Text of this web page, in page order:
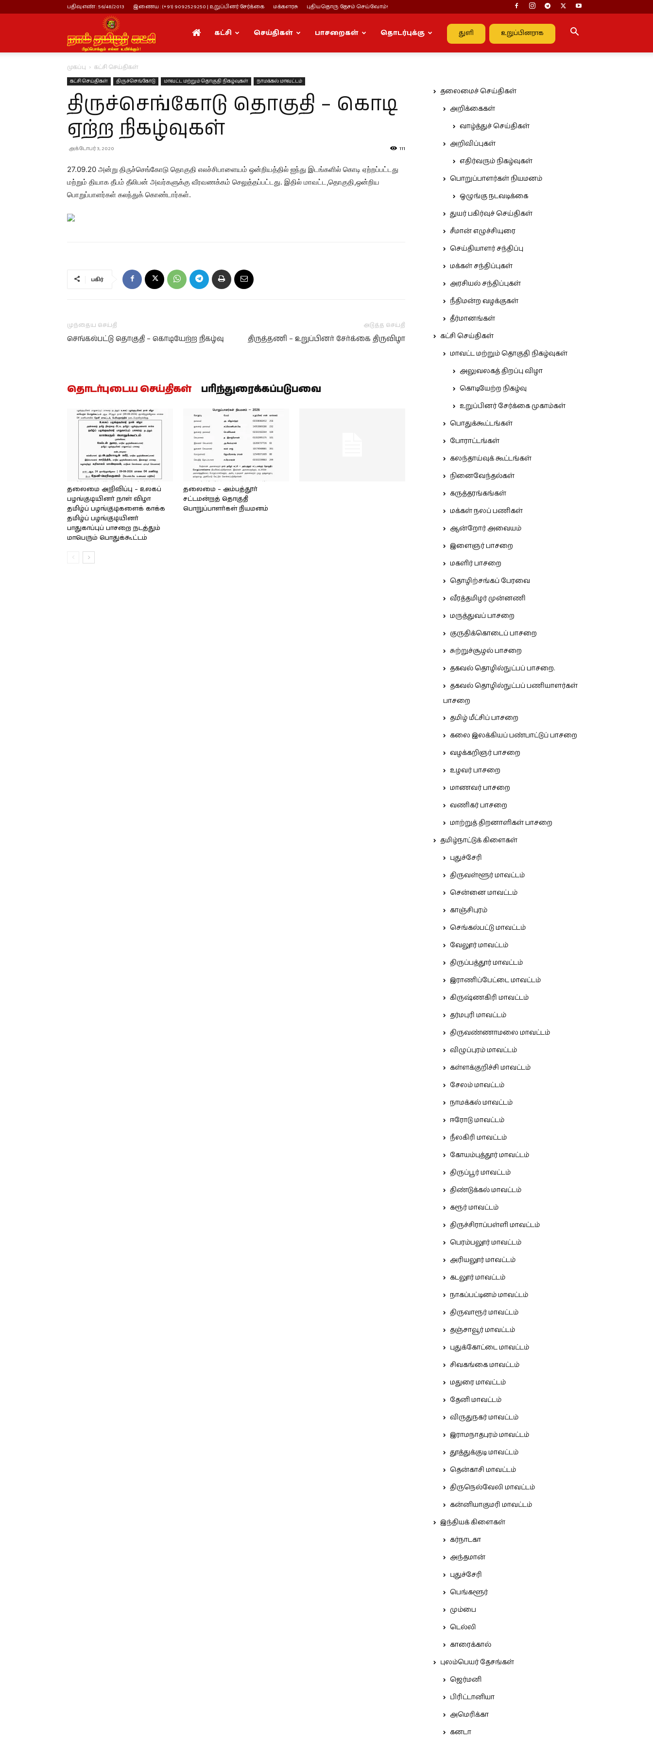
பதிவு எண் : 56/48/2013 இணைய : (+91) 9092529250 | உறுப்பினர் சேர்க்கை மக்களரசு புதியதொரு தேசம் செய்வோம்!
துளி உறுப்பினராக
நாம்
கட்சி
கட்சி செய்திகள் பாசறைகள் தொடர்புக்கு
முகப்பு கட்சி செய்திகள்
கட்சி செய்திகள் திருச்செங்கோடு மாவட்ட மற்றும் தொகுதி நிகழ்வுகள் நாமக்கல் மாவட்டம்
திருச்செங்கோடு தொகுதி – கொடி
ஏற்ற நிகழ்வுகள்
அக்டோபர் 3, 2020 111
27.09.20 அன்று திருச்செங்கோடு தொகுதி எலச்சிபாளையம் ஒன்றியத்தில் ஐந்து இடங்களில் கொடி ஏற்றப்பட்டது
மற்றும் தியாக தீபம் தீலிபன் அவர்களுக்கு வீரவணக்கம் செலுத்தப்பட்டது. இதில் மாவட்ட,தொகுதி,ஒன்றிய
பொறுப்பாளர்கள் கலந்துக் கொண்டார்கள்.
பகிர்
முந்தைய செய்தி
செங்கல்பட்டு தொகுதி – கொடியேற்ற நிகழ்வு
அடுத்த செய்தி
திருத்தணி – உறுப்பினர் சேர்க்கை திருவிழா
தொடர்புடைய செய்திகள் பரிந்துரைக்கப்படுபவை
தலைமை அறிவிப்பு – உலகப்
பழங்குடியினர் நாள் விழா
தமிழ்ப் பழங்குடிகளைக் காக்க
தமிழ்ப் பழங்குடியினர்
பாதுகாப்புப் பாசறை நடத்தும்
மாபெரும் பொதுக்கூட்டம்
தலைமை – அம்பத்தூர்
சட்டமன்றத் தொகுதி
பொறுப்பாளர்கள் நியமனம்
தலைமைச் செய்திகள்
அறிக்கைகள்
வாழ்த்துச் செய்திகள்
அறிவிப்புகள்
எதிர்வரும் நிகழ்வுகள்
பொறுப்பாளர்கள் நியமனம்
ஒழுங்கு நடவடிக்கை
துயர் பகிர்வுச் செய்திகள்
சீமான் எழுச்சியுரை
செய்தியாளர் சந்திப்பு
மக்கள் சந்திப்புகள்
அரசியல் சந்திப்புகள்
நீதிமன்ற வழக்குகள்
தீர்மானங்கள்
கட்சி செய்திகள்
மாவட்ட மற்றும் தொகுதி நிகழ்வுகள்
அலுவலகத் திறப்பு விழா
கொடியேற்ற நிகழ்வு
உறுப்பினர் சேர்க்கை முகாம்கள்
பொதுக்கூட்டங்கள்
போராட்டங்கள்
கலந்தாய்வுக் கூட்டங்கள்
நினைவேந்தல்கள்
கருத்தரங்கங்கள்
மக்கள் நலப் பணிகள்
ஆன்றோர் அவையம்
இளைஞர் பாசறை
மகளிர் பாசறை
தொழிற்சங்கப் பேரவை
வீரத்தமிழர் முன்னணி
மருத்துவப் பாசறை
குருதிக்கொடைப் பாசறை
சுற்றுச்சூழல் பாசறை
தகவல் தொழில்நுட்பப் பாசறை.
தகவல் தொழில்நுட்பப் பணியாளர்கள்
பாசறை
தமிழ் மீட்சிப் பாசறை
கலை இலக்கியப் பண்பாட்டுப் பாசறை
வழக்கறிஞர் பாசறை
உழவர் பாசறை
மாணவர் பாசறை
வணிகர் பாசறை
மாற்றுத் திறனாளிகள் பாசறை
தமிழ்நாட்டுக் கிளைகள்
புதுச்சேரி
திருவள்ளூர் மாவட்டம்
சென்னை மாவட்டம்
காஞ்சிபுரம்
செங்கல்பட்டு மாவட்டம்
வேலூர் மாவட்டம்
திருப்பத்தூர் மாவட்டம்
இராணிப்பேட்டை மாவட்டம்
கிருஷ்ணகிரி மாவட்டம்
தர்மபுரி மாவட்டம்
திருவண்ணாமலை மாவட்டம்
விழுப்புரம் மாவட்டம்
கள்ளக்குறிச்சி மாவட்டம்
சேலம் மாவட்டம்
நாமக்கல் மாவட்டம்
ஈரோடு மாவட்டம்
நீலகிரி மாவட்டம்
கோயம்புத்தூர் மாவட்டம்
திருப்பூர் மாவட்டம்
திண்டுக்கல் மாவட்டம்
கரூர் மாவட்டம்
திருச்சிராப்பள்ளி மாவட்டம்
பெரம்பலூர் மாவட்டம்
அரியலூர் மாவட்டம்
கடலூர் மாவட்டம்
நாகப்பட்டினம் மாவட்டம்
திருவாரூர் மாவட்டம்
தஞ்சாவூர் மாவட்டம்
புதுக்கோட்டை மாவட்டம்
சிவகங்கை மாவட்டம்
மதுரை மாவட்டம்
தேனி மாவட்டம்
விருதுநகர் மாவட்டம்
இராமநாதபுரம் மாவட்டம்
தூத்துக்குடி மாவட்டம்
தென்காசி மாவட்டம்
திருநெல்வேலி மாவட்டம்
கன்னியாகுமரி மாவட்டம்
இந்தியக் கிளைகள்
கர்நாடகா
அந்தமான்
புதுச்சேரி
பெங்களூர்
மும்பை
டெல்லி
காரைக்கால்
புலம்பெயர் தேசங்கள்
ஜெர்மனி
பிரிட்டானியா
அமெரிக்கா
கனடா